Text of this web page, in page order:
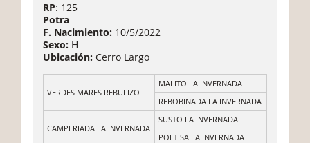
RP: 125
Potra
F. Nacimiento: 10/5/2022
Sexo: H
Ubicación: Cerro Largo
VERDES MARES REBULIZO
MALITO LA INVERNADA
REBOBINADA LA INVERNADA
CAMPERIADA LA INVERNADA
SUSTO LA INVERNADA
POETISA LA INVERNADA